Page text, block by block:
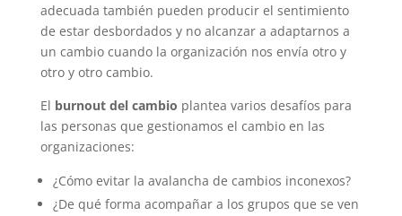
adecuada también pueden producir el sentimiento
de estar desbordados y no alcanzar a adaptarnos a
un cambio cuando la organización nos envía otro y
otro y otro cambio.
El burnout del cambio plantea varios desafíos para
las personas que gestionamos el cambio en las
organizaciones:
¿Cómo evitar la avalancha de cambios inconexos?
¿De qué forma acompañar a los grupos que se ven